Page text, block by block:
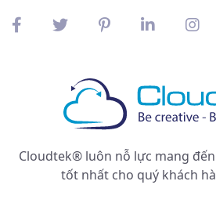
Cloudtek® luôn nỗ lực mang
tốt nhất cho quý khách